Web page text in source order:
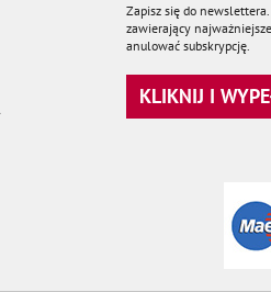
Zapisz się do
zawierający
anulować subskrypcję.
KLIKNIJ I